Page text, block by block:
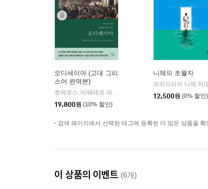
오디세이아 (고대 그리
스어 완역본)
| 현대지성
19,800원 (10% 할인)
니체의 초월자
12,500원 (0% 할인)
검색 페이지에서 선택된 태그에 등록된 더 많은 상품을 확
이 상품의 이벤트 (6개)